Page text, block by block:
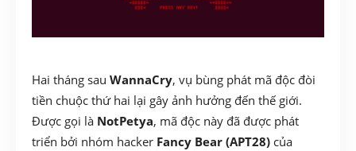
Hai tháng sau WannaCry, vụ bùng phát mã độc đòi
tiền chuộc thứ hai lại gây ảnh hưởng đến thế giới.
Được gọi là NotPetya, mã độc này đã được phát
triển bởi nhóm hacker Fancy Bear (APT28) của